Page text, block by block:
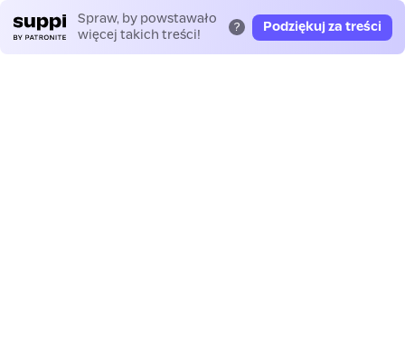
Spraw, by powstawało
więcej takich treści!
? Podziękuj za treści